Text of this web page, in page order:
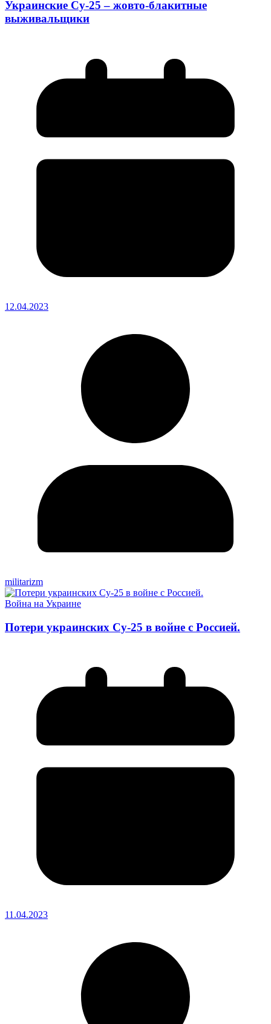
Украинские Су-25 – жовто-блакитные
выживальщики
12.04.2023
militarizm
Война на Украине
Потери украинских Су-25 в войне с Россией.
11.04.2023